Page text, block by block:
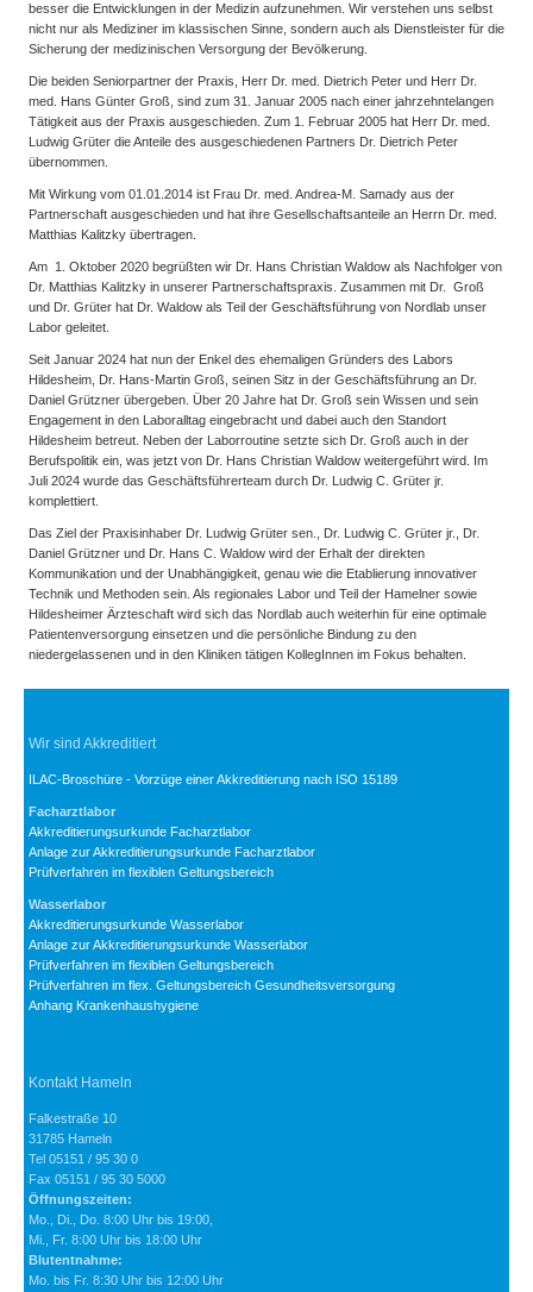
besser die Entwicklungen in der Medizin aufzunehmen. Wir verstehen uns selbst
nicht nur als Mediziner im klassischen Sinne, sondern auch als Dienstleister für die
Sicherung der medizinischen Versorgung der Bevölkerung.
Die beiden Seniorpartner der Praxis, Herr Dr. med. Dietrich Peter und Herr Dr.
med. Hans Günter Groß, sind zum 31. Januar 2005 nach einer jahrzehntelangen
Tätigkeit aus der Praxis ausgeschieden. Zum 1. Februar 2005 hat Herr Dr. med.
Ludwig Grüter die Anteile des ausgeschiedenen Partners Dr. Dietrich Peter
übernommen.
Mit Wirkung vom 01.01.2014 ist Frau Dr. med. Andrea-M. Samady aus der
Partnerschaft ausgeschieden und hat ihre Gesellschaftsanteile an Herrn Dr. med.
Matthias Kalitzky übertragen.
Am 1. Oktober 2020 begrüßten wir Dr. Hans Christian Waldow als Nachfolger von
Dr. Matthias Kalitzky in unserer Partnerschaftspraxis. Zusammen mit Dr. Groß
und Dr. Grüter hat Dr. Waldow als Teil der Geschäftsführung von Nordlab unser
Labor geleitet.
Seit Januar 2024 hat nun der Enkel des ehemaligen Gründers des Labors
Hildesheim, Dr. Hans-Martin Groß, seinen Sitz in der Geschäftsführung an Dr.
Daniel Grützner übergeben. Über 20 Jahre hat Dr. Groß sein Wissen und sein
Engagement in den Laboralltag eingebracht und dabei auch den Standort
Hildesheim betreut. Neben der Laborroutine setzte sich Dr. Groß auch in der
Berufspolitik ein, was jetzt von Dr. Hans Christian Waldow weitergeführt wird. Im
Juli 2024 wurde das Geschäftsführerteam durch Dr. Ludwig C. Grüter jr.
komplettiert.
Das Ziel der Praxisinhaber Dr. Ludwig Grüter sen., Dr. Ludwig C. Grüter jr., Dr.
Daniel Grützner und Dr. Hans C. Waldow wird der Erhalt der direkten
Kommunikation und der Unabhängigkeit, genau wie die Etablierung innovativer
Technik und Methoden sein. Als regionales Labor und Teil der Hamelner sowie
Hildesheimer Ärzteschaft wird sich das Nordlab auch weiterhin für eine optimale
Patientenversorgung einsetzen und die persönliche Bindung zu den
niedergelassenen und in den Kliniken tätigen KollegInnen im Fokus behalten.
Wir sind Akkreditiert
ILAC-Broschüre - Vorzüge einer Akkreditierung nach ISO 15189
Facharztlabor
Akkreditierungsurkunde Facharztlabor
Anlage zur Akkreditierungsurkunde Facharztlabor
Prüfverfahren im flexiblen Geltungsbereich
Wasserlabor
Akkreditierungsurkunde Wasserlabor
Anlage zur Akkreditierungsurkunde Wasserlabor
Prüfverfahren im flexiblen Geltungsbereich
Prüfverfahren im flex. Geltungsbereich Gesundheitsversorgung
Anhang Krankenhaushygiene
Kontakt Hameln
Falkestraße 10
31785 Hameln
Tel 05151 / 95 30 0
Fax 05151 / 95 30 5000
Öffnungszeiten:
Mo., Di., Do. 8:00 Uhr bis 19:00,
Mi., Fr. 8:00 Uhr bis 18:00 Uhr
Blutentnahme:
Mo. bis Fr. 8:30 Uhr bis 12:00 Uhr